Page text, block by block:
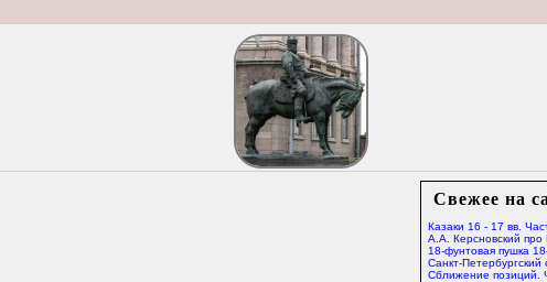
Свежее на
Казаки 16 - 17 вв.
А.А. Керсновский
18-фунтовая пушка 18-
Санкт-
Сближение позиций.